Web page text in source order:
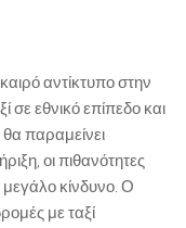
αντίκτυπο στην
σε εθνικό επίπεδο και
παραμείνει
οι πιθανότητες
μεγάλο κίνδυνο. Ο
με ταξί